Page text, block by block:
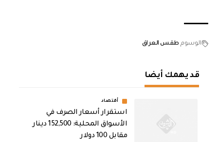
الوسوم طقس العراق
قد يهمك أيضا
أقتصاد
استقرار أسعار الصرف في
الأسواق المحلية: 152,500 دينار
مقابل 100 دولار